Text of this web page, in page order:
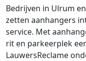
Bedrijven in Ulrum
zetten aanhangers
service. Met
rit en parkeerplek
LauwersReclame